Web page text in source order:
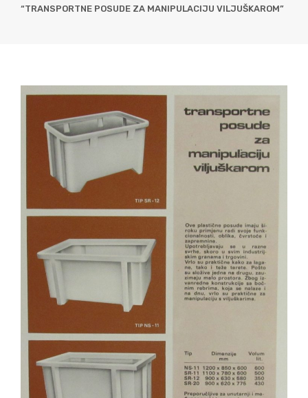
“TRANSPORTNE POSUDE ZA MANIPULACIJU VILJUŠKAROM”